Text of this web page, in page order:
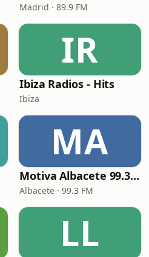
Madrid · 89.9 FM
IR
Ibiza Radios - Hits
Ibiza
MA
Motiva Albacete 99.3 FM
Albacete · 99.3 FM
LL